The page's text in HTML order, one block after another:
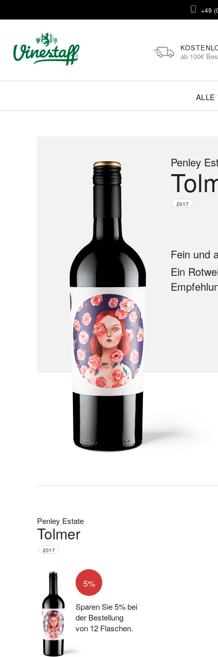
+49
ab 100€
ALLE
Penley
2017
Fein und
Ein
Penley Estate
Tolmer
2017
5%
Sparen Sie 5% bei
der Bestellung
von 12 Flaschen.